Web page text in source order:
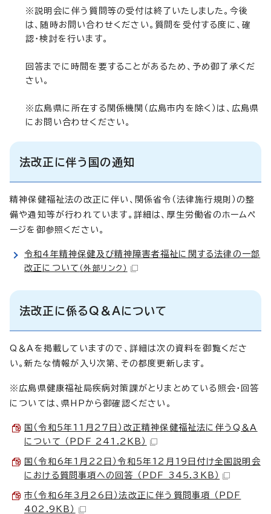
※説明会に伴う質問等の受付は終了いたしました。今後
は、随時お問い合わせください。質問を受付する度に、確
認・検討を行います。
回答までに時間を要することがあるため、予め御了承くだ
さい。
※広島県に所在する関係機関（広島市内を除く）は、広島県
にお問い合わせください。
法改正に伴う国の通知
精神保健福祉法の改正に伴い、関係省令（法律施行規則）の整
備や通知等が行われています。詳細は、厚生労働省のホームペ
ージを御参照ください。
令和4年精神保健及び精神障害者福祉に関する法律の一部
改正について （外部リンク）
法改正に係るQ＆Aについて
Q＆Aを掲載していますので、詳細は次の資料を御覧くださ
い。新たな情報が入り次第、その都度更新します。
※広島県健康福祉局疾病対策課がとりまとめている照会・回答
については、県HPから御確認ください。
国（令和5年11月27日）改正精神保健福祉法に伴うQ＆A
について （PDF 241.2KB）
国（令和6年1月22日）令和5年12月19日付け全国説明会
における質問事項への回答 （PDF 345.3KB）
市（令和6年3月26日）法改正に伴う質問事項 （PDF
402.9KB）